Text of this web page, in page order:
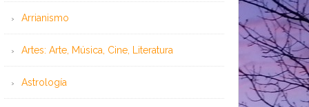
Arrianismo
Artes: Arte, Música, Cine, Literatura
Astrología